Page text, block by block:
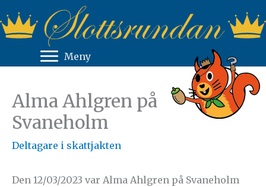
till
innehåll
Meny
Alma Ahlgren på
Svaneholm
Deltagare i skattjakten
Den 12/03/2023 var Alma Ahlgren på Svaneholm